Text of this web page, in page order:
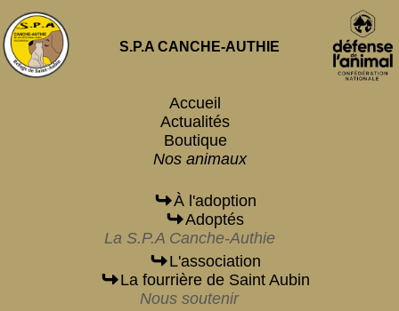
S.P.A CANCHE-AUTHIE
Accueil
Actualités
Boutique
Nos animaux
À l'adoption
Adoptés
La S.P.A Canche-Authie
L'association
La fourrière de Saint Aubin
Nous soutenir